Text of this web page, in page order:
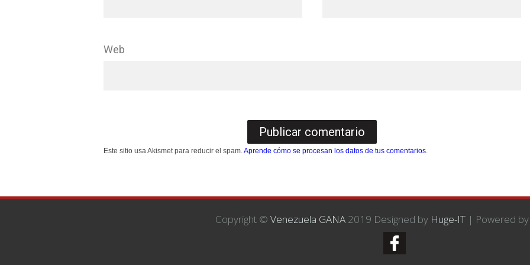
Web
Este sitio usa Akismet para reducir el spam. Aprende cómo se procesan los datos de tus comentarios
Copyright © Venezuela GANA2019 Designed by Huge-IT| Powered by